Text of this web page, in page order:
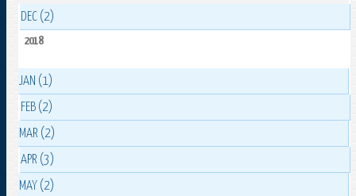
DEC (2)
2018
JAN (1)
FEB (2)
MAR (2)
APR (3)
MAY (2)